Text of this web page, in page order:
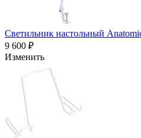
Светильник настольный
9 600 ₽
Изменить